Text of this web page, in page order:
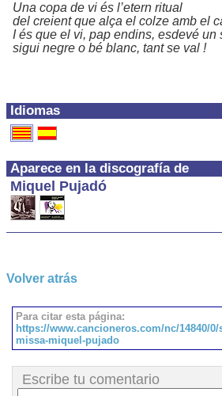
Idiomas
Aparece en la discografía de
Miquel Pujadó
Una copa de vi és l’etern ritual
del creient que alça el colze amb el
I és que el vi, pap endins, esdevé un
sigui negre o bé blanc, tant se val !
Volver atrás
Para citar esta página:
https://www.cancioneros.com/nc/14840/
missa-miquel-pujado
Escribe tu comentario